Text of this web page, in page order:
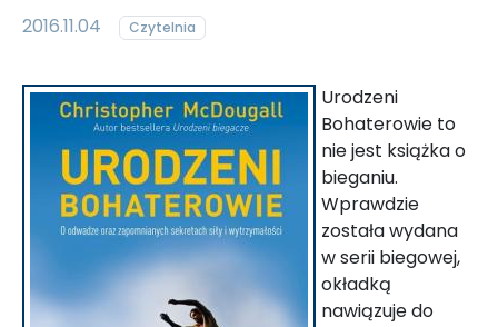
2016.11.04 Czytelnia
Urodzeni
Bohaterowie to
nie jest książka o
bieganiu.
Wprawdzie
została wydana
w serii biegowej,
okładką
nawiązuje do